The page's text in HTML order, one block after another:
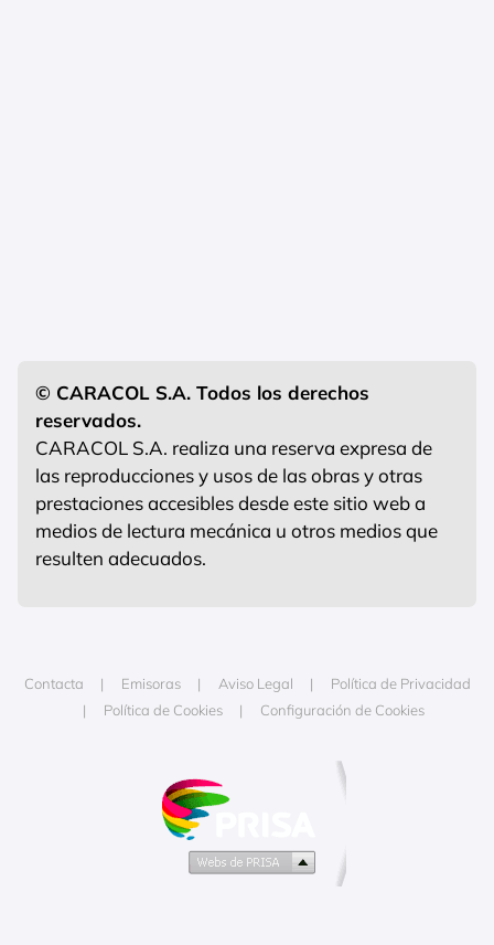
© CARACOL S.A. Todos los derechos
reservados.
CARACOL S.A. realiza una reserva expresa de
las reproducciones y usos de las obras y otras
prestaciones accesibles desde este sitio web a
medios de lectura mecánica u otros medios que
resulten adecuados.
Contacta Emisoras Aviso Legal
Política de Privacidad
Política de Cookies
Configuración de Cookies